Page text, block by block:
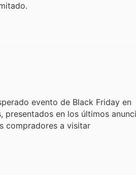
evento de Black Friday en
en los últimos
compradores a visitar